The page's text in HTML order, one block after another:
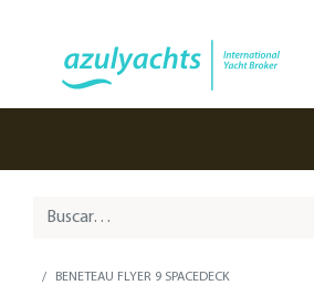
BENETEAU FLYER 9 SPACEDECK